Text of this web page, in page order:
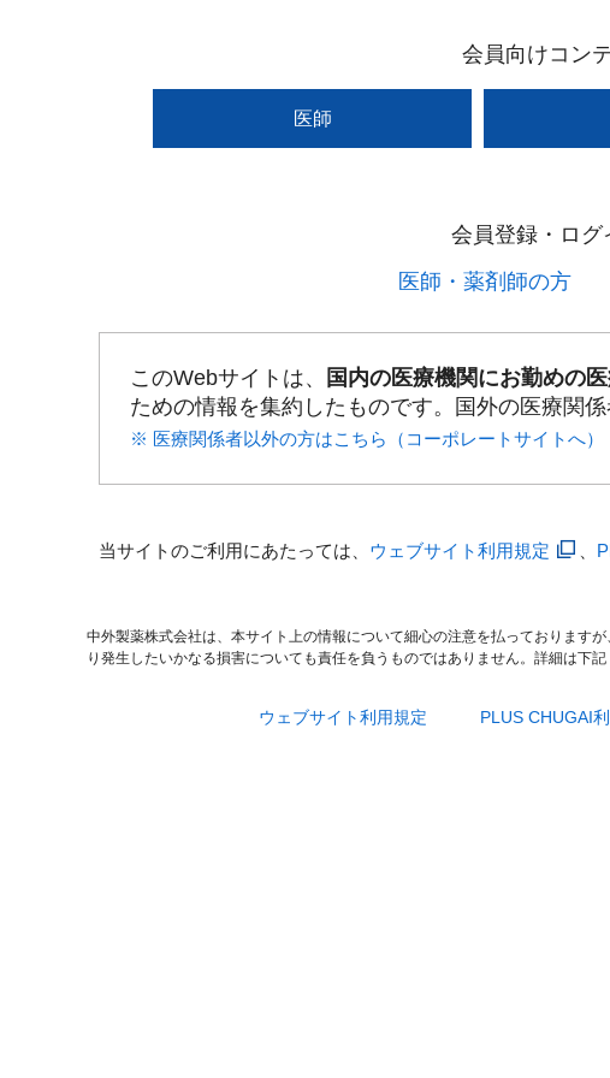
会員向けコン
医師
会員登録・ログ
医師・薬剤師の方​
このWebサイトは、 国内の医療機関にお勤めの
ための情報を集約したものです。国外の医療関
※ 医療関係者以外の方はこちら（コーポレートサイトへ）
当サイトのご利用にあたっては、 ウェブサイト利用規定
中外製薬株式会社は、本サイト上の情報について細心の注意を払っております
り発生したいかなる損害についても責任を負うものではありません。詳細は下
ウェブサイト利用規定 PLUS CHUGAI